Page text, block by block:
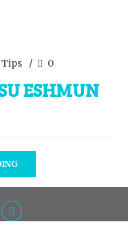
Tips 0
ESHMUN